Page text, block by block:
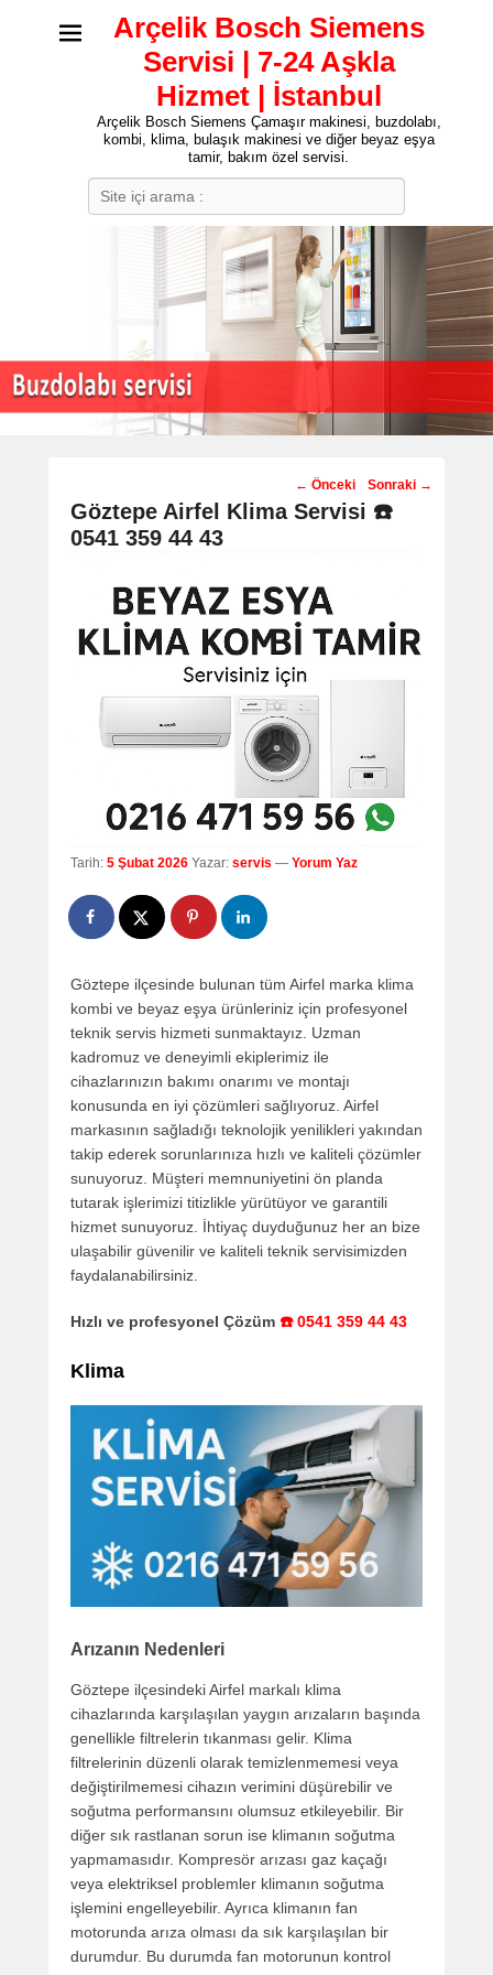
Arçelik Bosch Siemens
Servisi | 7-24 Aşkla
Hizmet | İstanbul
Arçelik Bosch Siemens Çamaşır makinesi, buzdolabı,
kombi, klima, bulaşık makinesi ve diğer beyaz eşya
tamir, bakım özel servisi.
Post
navigation
← Önceki Sonraki →
Göztepe Airfel Klima Servisi ☎️
0541 359 44 43
Tarih: 5 Şubat 2026 Yazar: servis — Yorum Yaz
Göztepe ilçesinde bulunan tüm Airfel marka klima
kombi ve beyaz eşya ürünleriniz için profesyonel
teknik servis hizmeti sunmaktayız. Uzman
kadromuz ve deneyimli ekiplerimiz ile
cihazlarınızın bakımı onarımı ve montajı
konusunda en iyi çözümleri sağlıyoruz. Airfel
markasının sağladığı teknolojik yenilikleri yakından
takip ederek sorunlarınıza hızlı ve kaliteli çözümler
sunuyoruz. Müşteri memnuniyetini ön planda
tutarak işlerimizi titizlikle yürütüyor ve garantili
hizmet sunuyoruz. İhtiyaç duyduğunuz her an bize
ulaşabilir güvenilir ve kaliteli teknik servisimizden
faydalanabilirsiniz.
Hızlı ve profesyonel Çözüm ☎️ 0541 359 44 43
Klima
Arızanın Nedenleri
Göztepe ilçesindeki Airfel markalı klima
cihazlarında karşılaşılan yaygın arızaların başında
genellikle filtrelerin tıkanması gelir. Klima
filtrelerinin düzenli olarak temizlenmemesi veya
değiştirilmemesi cihazın verimini düşürebilir ve
soğutma performansını olumsuz etkileyebilir. Bir
diğer sık rastlanan sorun ise klimanın soğutma
yapmamasıdır. Kompresör arızası gaz kaçağı
veya elektriksel problemler klimanın soğutma
işlemini engelleyebilir. Ayrıca klimanın fan
motorunda arıza olması da sık karşılaşılan bir
durumdur. Bu durumda fan motorunun kontrol